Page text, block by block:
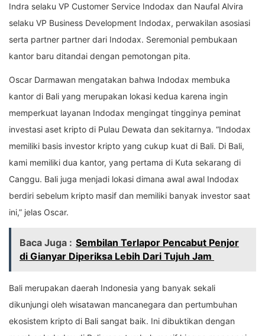
Indra selaku VP Customer Service Indodax dan Naufal Alvira
selaku VP Business Development Indodax, perwakilan asosiasi
serta partner partner dari Indodax. Seremonial pembukaan
kantor baru ditandai dengan pemotongan pita.
Oscar Darmawan mengatakan bahwa Indodax membuka
kantor di Bali yang merupakan lokasi kedua karena ingin
memperkuat layanan Indodax mengingat tingginya peminat
investasi aset kripto di Pulau Dewata dan sekitarnya. “Indodax
memiliki basis investor kripto yang cukup kuat di Bali. Di Bali,
kami memiliki dua kantor, yang pertama di Kuta sekarang di
Canggu. Bali juga menjadi lokasi dimana awal awal Indodax
berdiri sebelum kripto masif dan memiliki banyak investor saat
ini,” jelas Oscar.
Baca Juga : Sembilan Terlapor Pencabut Penjor
di Gianyar Diperiksa Lebih Dari Tujuh Jam
Bali merupakan daerah Indonesia yang banyak sekali
dikunjungi oleh wisatawan mancanegara dan pertumbuhan
ekosistem kripto di Bali sangat baik. Ini dibuktikan dengan